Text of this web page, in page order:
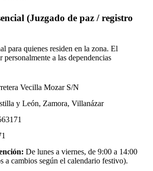
(Juzgado de paz / registro
para quienes residen en la zona. El
personalmente a las dependencias
Vecilla Mozar S/N
y León, Zamora, Villanázar
De lunes a viernes, de 9:00 a 14:00
a cambios según el calendario festivo).